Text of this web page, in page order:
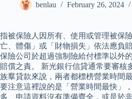
benlau February 26, 2024
指被保險人因所有、使用或管理被保
亡、體傷」或「財物損失」依法應負
保險公司於超過強制險給付標準以外
賠償之責。 新光銀行信貸通常要審核
族羣貸款來說，兩者都標榜營業時間
要注意這裡說的是「營業時間最快」
多、申請資料沒有準備齊全，或是於